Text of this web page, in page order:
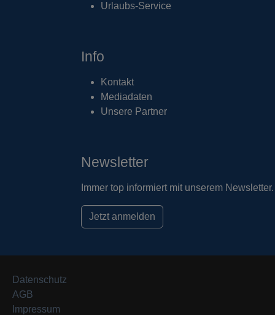
Urlaubs-Service
Info
Kontakt
Mediadaten
Unsere Partner
Newsletter
Immer top informiert mit unserem Newsletter.
Jetzt anmelden
Datenschutz
AGB
Impressum